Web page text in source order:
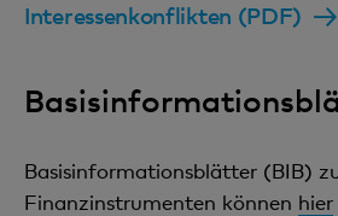
Interessenkonflikten (PDF)
Basisinformationsblätter (BIB)
Finanzinstrumenten können hier